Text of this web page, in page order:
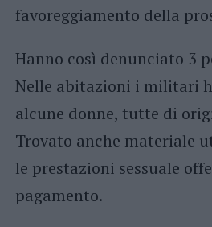
favoreggiamento della
Hanno così denunciato 3
Nelle abitazioni i militari
alcune donne, tutte di
Trovato anche materiale
le prestazioni sessuale
pagamento.